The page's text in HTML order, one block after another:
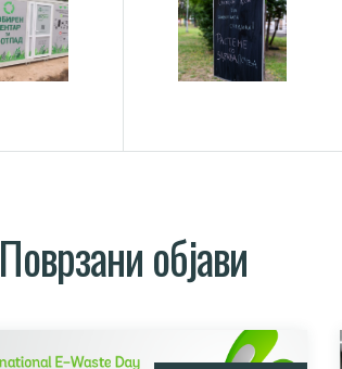
Поврзани објави